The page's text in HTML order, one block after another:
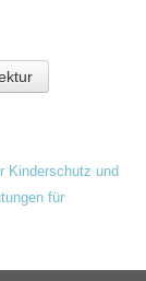
Kinderschutz und
für